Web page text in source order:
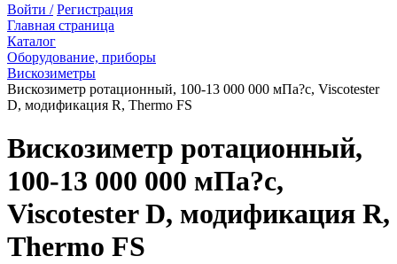
Войти / Регистрация
Главная страница
Каталог
Оборудование, приборы
Вискозиметры
Вискозиметр ротационный, 100-13 000 000 мПа?с, Viscotester
D, модификация R, Thermo FS
Вискозиметр ротационный,
100-13 000 000 мПа?с,
Viscotester D, модификация R,
Thermo FS